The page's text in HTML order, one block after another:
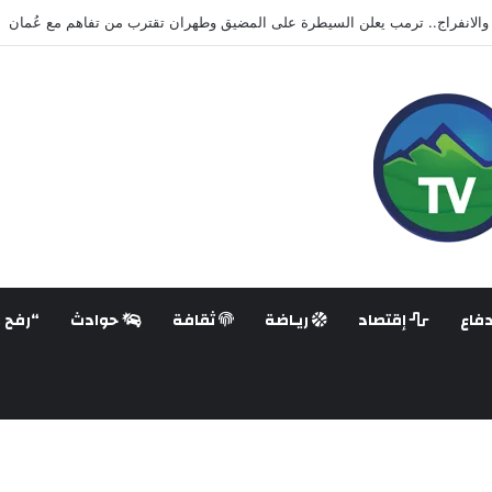
تايلاند.. مراهق يقتل طلابًا ومعلمين في أعنف هجوم على مدرسة منذ سنوات
دفاع إقتصاد ريـاضة ثقافة حوادث